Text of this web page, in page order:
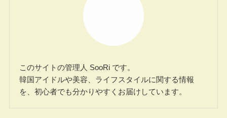
このサイトの管理人 SooRi です。
韓国アイドルや美容、ライフスタイルに関する情報
を、初心者でも分かりやすくお届けしています。